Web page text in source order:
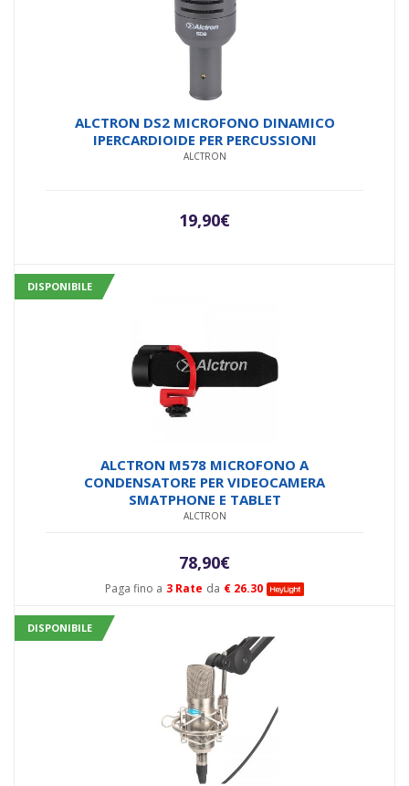
ALCTRON DS2 MICROFONO DINAMICO
IPERCARDIOIDE PER PERCUSSIONI
ALCTRON
19,90€
DISPONIBILE
Paga fino a 3 Rate da € 26.30
ALCTRON M578 MICROFONO A
CONDENSATORE PER VIDEOCAMERA
SMATPHONE E TABLET
ALCTRON
78,90€
DISPONIBILE